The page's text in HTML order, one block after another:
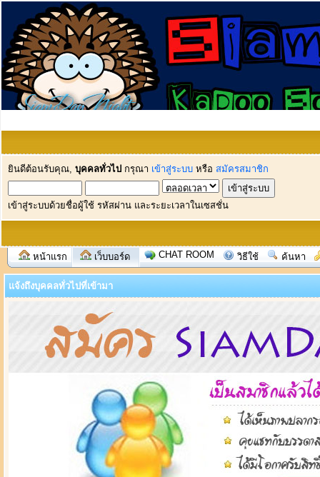
ยินดีต้อนรับคุณ, บุคคลทั่วไป กรุณา เข้าสู่ระบบ หรือ สมัครสมาชิก
เข้าสู่ระบบด้วยชื่อผู้ใช้ รหัสผ่าน และระยะเวลาในเซสชั่น
หน้าแรก เว็บบอร์ด CHAT ROOM วิธีใช้ ค้นหา
แจ้งถึงบุคคลทั่วไปที่เข้ามา